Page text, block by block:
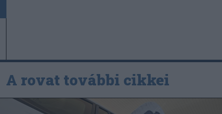
A rovat további cikkei